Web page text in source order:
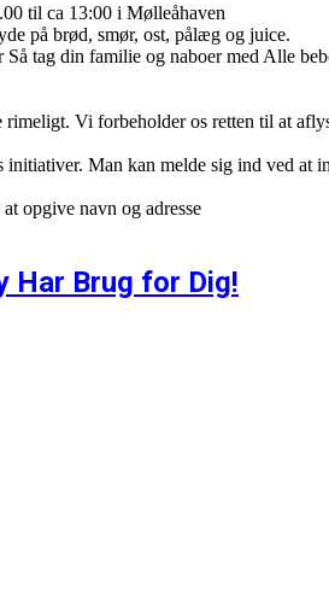
til ca 13:00 i Mølleåhaven
på brød, smør, ost, pålæg og juice.
tag din familie og naboer med Alle
Vi forbeholder os retten til at
Man kan melde sig ind ved
opgive navn og adresse
Har Brug for Dig!